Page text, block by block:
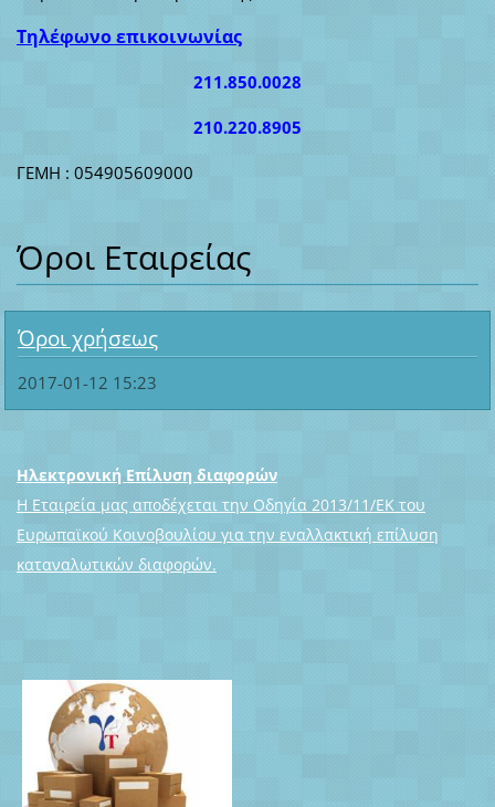
Τηλέφωνο επικοινωνίας
211.850.0028
210.220.8905
ΓΕΜΗ : 054905609000
Όροι Εταιρείας
Όροι χρήσεως
2017-01-12 15:23
Ηλεκτρονική Επίλυση διαφορών
Η Εταιρεία μας αποδέχεται την Οδηγία 2013/11/ΕΚ του
Ευρωπαϊκού Κοινοβουλίου για την εναλλακτική επίλυση
καταναλωτικών διαφορών.